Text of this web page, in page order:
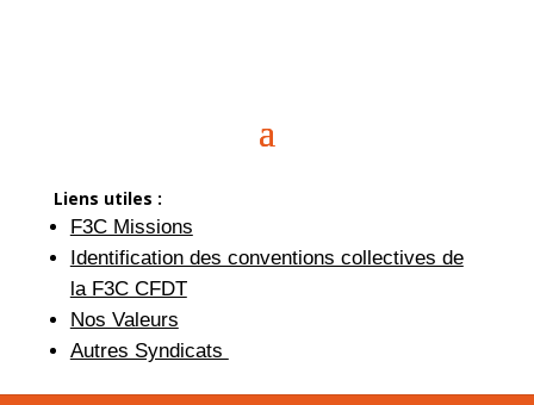
Liens utiles :
F3C Missions
Identification des conventions collectives de
la F3C CFDT
Nos Valeurs
Autres Syndicats